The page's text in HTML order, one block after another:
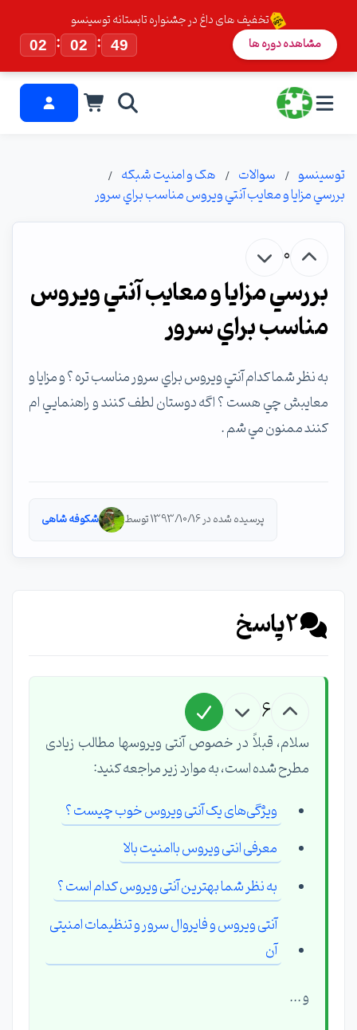
تخفیف های داغ در جشنواره تابستانه توسینسو
02
: 02 : 49 مشاهده دوره ها
توسینسو سوالات
هک و امنیت شبکه
بررسي مزايا و معايب آنتي ويروس مناسب براي سرور
0
بررسي مزايا و معايب آنتي ويروس
مناسب براي سرور
به نظر شما كدام آنتي ويروس براي سرور مناسب تره ؟ و مزايا و
معايبش چي هست ؟ اگه دوستان لطف كنند و راهنمايي ام
كنند ممنون مي شم .
پرسیده شده در 1393/10/16 توسط شكوفه شاهی
2پاسخ
6
سلام، قبلاً در خصوص آنتی ویروسها مطالب زیادی
مطرح شده است، به موارد زیر مراجعه کنید:
ویژگی‌های یک آنتی ‌ویروس خوب چیست ؟
معرفی انتی ویروس باامنیت بالا
به نظر شما بهترین آنتی ویروس کدام است ؟
آنتی ویروس و فایروال سرور و تنظیمات امنیتی
آن
و ...